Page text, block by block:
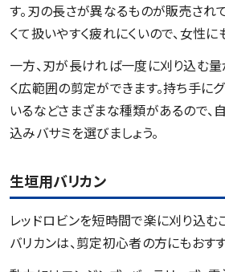
す。刃の長さが異なるものが販売され
くて扱いやすく疲れにくいので、女性に
一方、刃が長ければ一度に刈り込む
く広範囲の剪定ができます。持ち手に
いるなどさまざまな種類があるので、
込みバサミを選びましょう。
生垣用バリカン
レッドロビンを短時間で楽に刈り込む
バリカンは、剪定初心者の方にもおす